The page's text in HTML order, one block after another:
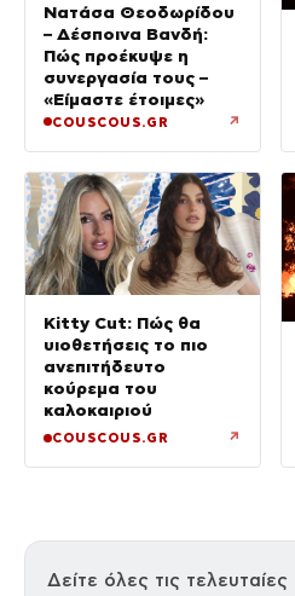
Νατάσα Θεοδωρίδου
– Δέσποινα Βανδή:
Πώς προέκυψε η
συνεργασία τους –
«Είμαστε έτοιμες»
COUSCOUS.GR ↗
Kitty Cut: Πώς θα
υιοθετήσεις το πιο
ανεπιτήδευτο
κούρεμα του
καλοκαιριού
COUSCOUS.GR ↗
Δείτε όλες τις τελευταίες